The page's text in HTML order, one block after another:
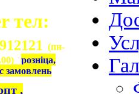
тел:
(пн-
розніца,
замовлень
,